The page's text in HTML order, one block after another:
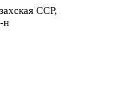
ССР,
н